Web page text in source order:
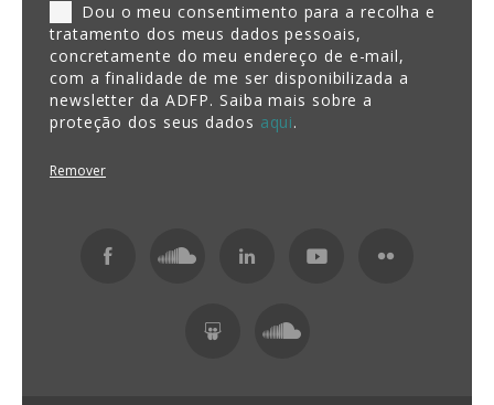
Dou o meu consentimento para a recolha e
tratamento dos meus dados pessoais,
concretamente do meu endereço de e-mail,
com a finalidade de me ser disponibilizada a
newsletter da ADFP. Saiba mais sobre a
proteção dos seus dados aqui.
Remover